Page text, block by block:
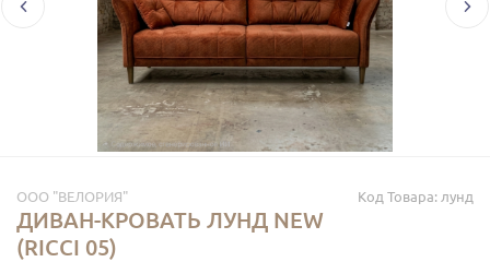
Код Товара: лунд
ООО "ВЕЛОРИЯ"
ДИВАН-КРОВАТЬ ЛУНД NEW
(RICCI 05)